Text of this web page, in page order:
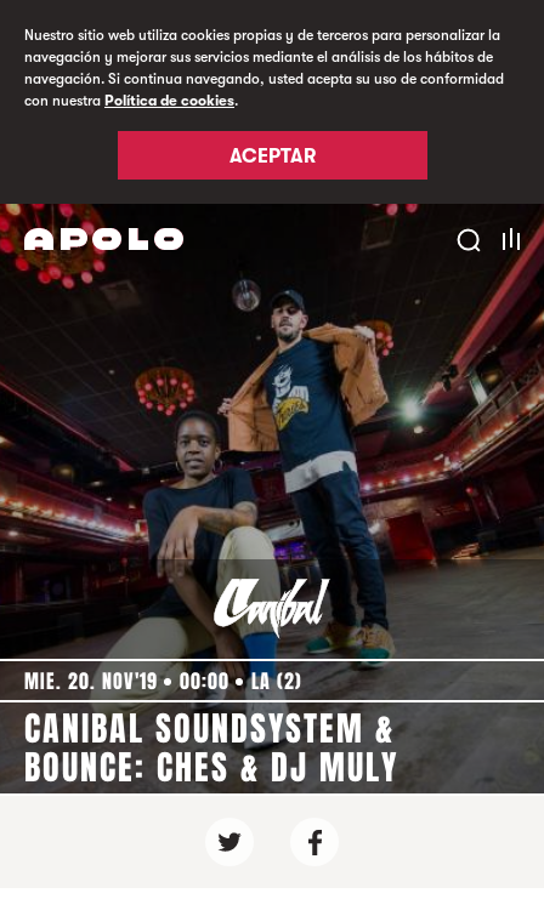
Nuestro sitio web utiliza cookies propias y de terceros para personalizar la
navegación y mejorar sus servicios mediante el análisis de los hábitos de
navegación. Si continua navegando, usted acepta su uso de conformidad
con nuestra Política de cookies.
ACEPTAR
MIE. 20. NOV'19 00:00 LA (2)
CANIBAL SOUNDSYSTEM &
BOUNCE: CHES & DJ MULY